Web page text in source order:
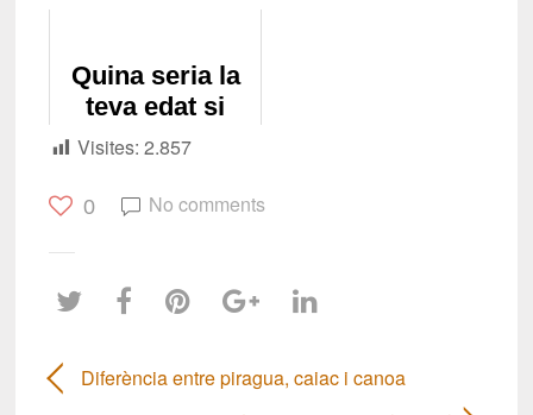
fruites?
Quina seria la
teva edat si
visquessis en
planeta?
Visites: 2.857
0 No comments
Diferència entre piragua, caiac i canoa